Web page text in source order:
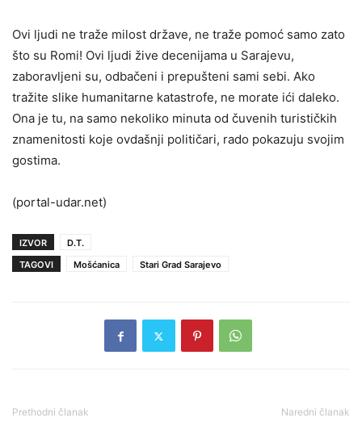
Ovi ljudi ne traže milost države, ne traže pomoć samo zato
što su Romi! Ovi ljudi žive decenijama u Sarajevu,
zaboravljeni su, odbačeni i prepušteni sami sebi. Ako
tražite slike humanitarne katastrofe, ne morate ići daleko.
Ona je tu, na samo nekoliko minuta od čuvenih turističkih
znamenitosti koje ovdašnji političari, rado pokazuju svojim
gostima.
(portal-udar.net)
IZVOR
D.T.
TAGOVI
Mošćanica Stari Grad Sarajevo
Prethodni članak Naredni članak